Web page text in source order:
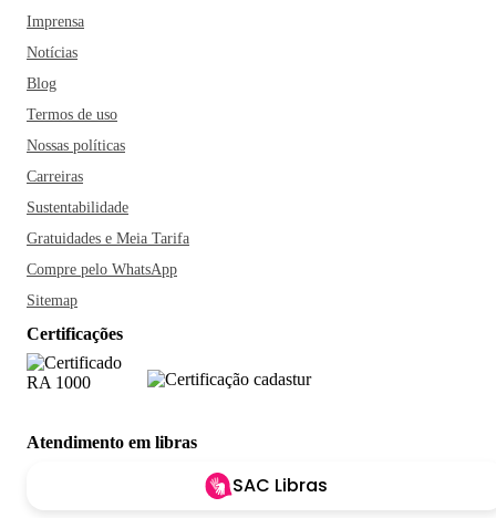
Imprensa
Notícias
Blog
Termos de uso
Nossas políticas
Carreiras
Sustentabilidade
Gratuidades e Meia Tarifa
Compre pelo WhatsApp
Sitemap
Certificações
Atendimento em libras
SAC Libras